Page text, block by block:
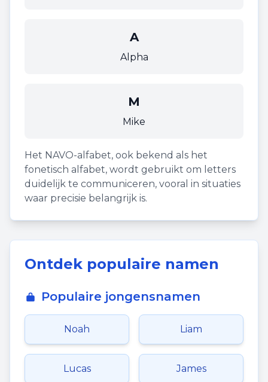
A
Alpha
M
Mike
Het NAVO-alfabet, ook bekend als het
fonetisch alfabet, wordt gebruikt om letters
duidelijk te communiceren, vooral in situaties
waar precisie belangrijk is.
Ontdek populaire namen
Populaire jongensnamen
Noah Liam
Lucas James